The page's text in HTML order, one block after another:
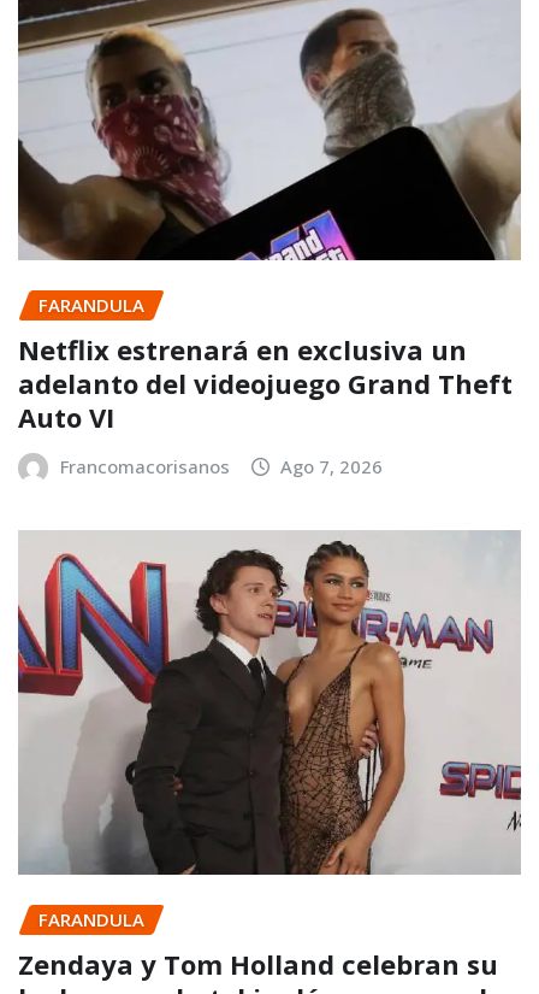
FARANDULA
Netflix estrenará en exclusiva un
adelanto del videojuego Grand Theft
Auto VI
Francomacorisanos Ago 7, 2026
FARANDULA
Zendaya y Tom Holland celebran su